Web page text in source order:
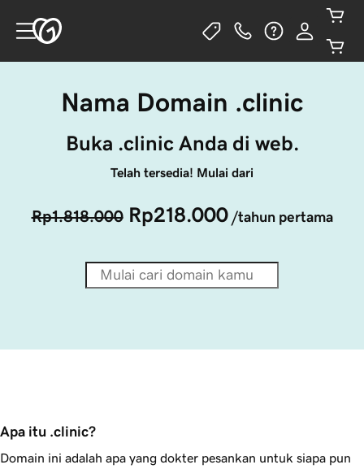
Nama Domain .clinic
Buka .clinic Anda di web.
Telah tersedia! Mulai dari
Rp1.818.000 Rp218.000 /tahun pertama
Apa itu .clinic?
Domain ini adalah apa yang dokter pesankan untuk siapa pun